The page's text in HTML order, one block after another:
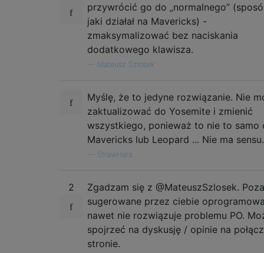
przywrócić go do „normalnego”
jaki działał na Mavericks) -
zmaksymalizować bez naciskania
dodatkowego klawisza.
Mateusz Szlosek
Myślę, że to jedyne rozwiązanie. Nie
zaktualizować do Yosemite i zmienić
wszystkiego, ponieważ to nie to samo
Mavericks lub Leopard ... Nie ma sensu.
StrawHara
2
Zgadzam się z @MateuszSzlosek.
sugerowane przez ciebie
nawet nie rozwiązuje problemu PO.
spojrzeć na dyskusję / opinie na
stronie.